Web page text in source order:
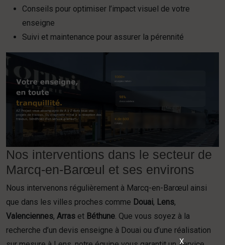
Conseils pour optimiser l’impact visuel de votre
enseigne
Suivi et maintenance pour assurer la pérennité
Nos interventions dans le secteur de
Marcq-en-Barœul et ses environs
Nous intervenons régulièrement à Marcq-en-Barœul ainsi
que dans les villes proches comme Douai, Lens,
Valenciennes, Arras et Béthune . Que vous soyez à la
recherche d’un devis enseigne à Douai ou d’une réalisation
X